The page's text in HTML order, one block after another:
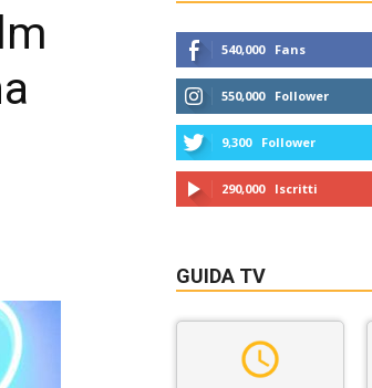
540,000 Fans
550,000 Follower
9,300 Follower
290,000 Iscritti
GUIDA TV